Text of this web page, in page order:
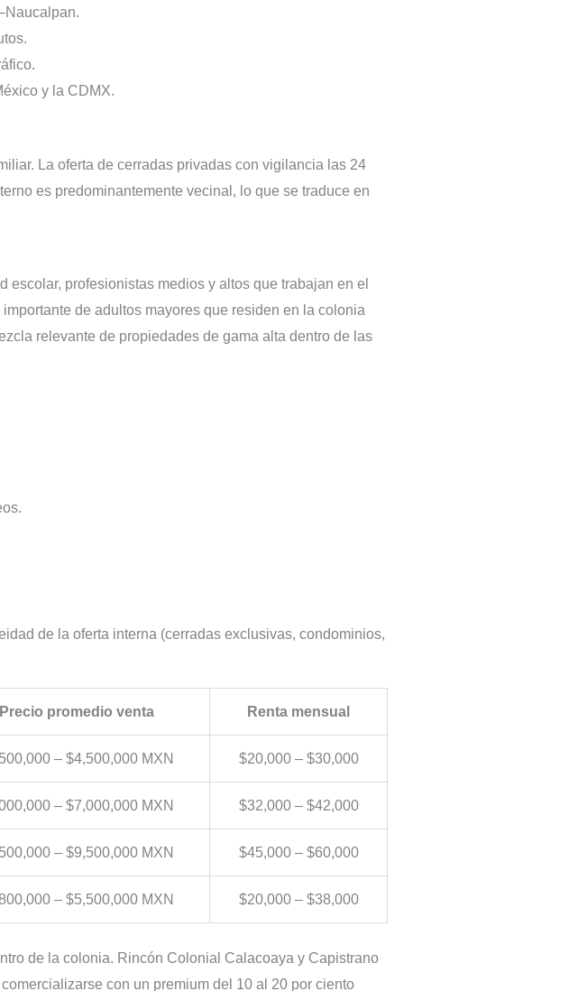
y la CDMX.
La oferta de cerradas privadas con vigilancia las 24
es predominantemente vecinal, lo que se traduce en
profesionistas medios y altos que trabajan en el
de adultos mayores que residen en la colonia
relevante de propiedades de gama alta dentro de las
de la oferta interna (cerradas exclusivas, condominios,
Precio promedio venta Renta mensual
– $4,500,000 MXN $20,000 – $30,000
– $7,000,000 MXN $32,000 – $42,000
– $9,500,000 MXN $45,000 – $60,000
– $5,500,000 MXN $20,000 – $38,000
de la colonia. Rincón Colonial Calacoaya y Capistrano
con un premium del 10 al 20 por ciento